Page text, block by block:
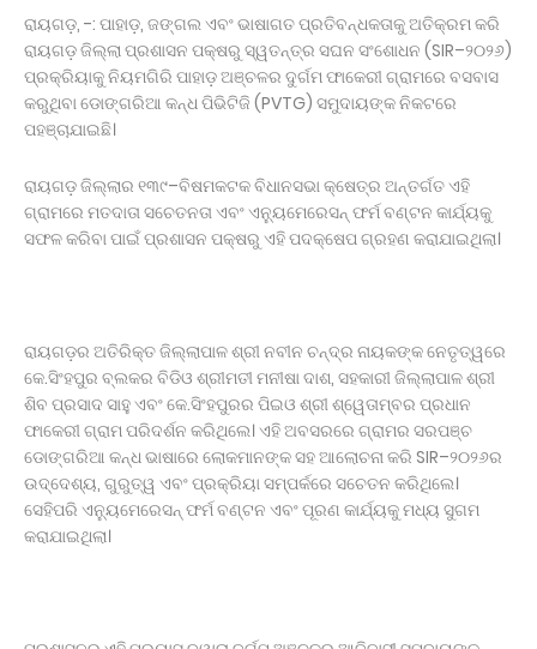
ଡାକ୍ତରୀ ପିଜି ପରୀକ୍ଷାର ପ୍ରଶ୍ନ ପତ୍ର ଲିକ୍ ଘଟଣାର
କ୍ରାଇମ୍ ବ୍ରାଞ୍ଚ ତଦନ୍ତ ଦାବି କଲା ମାନବ ଅଧିକାର
ସୁରକ୍ଷା ମଞ୍ଚ
ବାଇକରୁ ଖସିପଡି ମହିଳା ମୃତ, ହତ୍ୟା ଅଭିଯୋଗ ଆଣିଲେ
ପରିବାରବର୍ଗ
ରାୟଗଡ଼, -: ପାହାଡ଼, ଜଙ୍ଗଲ ଏବଂ ଭାଷାଗତ ପ୍ରତିବନ୍ଧକତାକୁ ଅତିକ୍ରମ କରି
ରାୟଗଡ଼ ଜିଲ୍ଲା ପ୍ରଶାସନ ପକ୍ଷରୁ ସ୍ୱତନ୍ତ୍ର ସଘନ ସଂଶୋଧନ (SIR–୨୦୨୬)
ପ୍ରକ୍ରିୟାକୁ ନିୟମଗିରି ପାହାଡ଼ ଅଞ୍ଚଳର ଦୁର୍ଗମ ଫାକେରୀ ଗ୍ରାମରେ ବସବାସ
କରୁଥିବା ଡୋଙ୍ଗରିଆ କନ୍ଧ ପିଭିଟିଜି (PVTG) ସମୁଦାୟଙ୍କ ନିକଟରେ
ପହଞ୍ଚାଯାଇଛି।
ରାୟଗଡ଼ ଜିଲ୍ଲାର ୧୩୯–ବିଷମକଟକ ବିଧାନସଭା କ୍ଷେତ୍ର ଅନ୍ତର୍ଗତ ଏହି
ଗ୍ରାମରେ ମତଦାତା ସଚେତନତା ଏବଂ ଏନ୍ୟୁମେରେସନ୍ ଫର୍ମ ବଣ୍ଟନ କାର୍ଯ୍ୟକୁ
ସଫଳ କରିବା ପାଇଁ ପ୍ରଶାସନ ପକ୍ଷରୁ ଏହି ପଦକ୍ଷେପ ଗ୍ରହଣ କରାଯାଇଥିଲା।
ରାୟଗଡ଼ର ଅତିରିକ୍ତ ଜିଲ୍ଲାପାଳ ଶ୍ରୀ ନବୀନ ଚନ୍ଦ୍ର ନାୟକଙ୍କ ନେତୃତ୍ୱରେ
କେ.ସିଂହପୁର ବ୍ଲକର ବିଡିଓ ଶ୍ରୀମତୀ ମନୀଷା ଦାଶ, ସହକାରୀ ଜିଲ୍ଲାପାଳ ଶ୍ରୀ
ଶିବ ପ୍ରସାଦ ସାହୁ ଏବଂ କେ.ସିଂହପୁରର ପିଇଓ ଶ୍ରୀ ଶ୍ୱେତାମ୍ବର ପ୍ରଧାନ
ଫାକେରୀ ଗ୍ରାମ ପରିଦର୍ଶନ କରିଥିଲେ। ଏହି ଅବସରରେ ଗ୍ରାମର ସରପଞ୍ଚ
ଡୋଙ୍ଗରିଆ କନ୍ଧ ଭାଷାରେ ଲୋକମାନଙ୍କ ସହ ଆଲୋଚନା କରି SIR–୨୦୨୬ର
ଉଦ୍ଦେଶ୍ୟ, ଗୁରୁତ୍ୱ ଏବଂ ପ୍ରକ୍ରିୟା ସମ୍ପର୍କରେ ସଚେତନ କରିଥିଲେ।
ସେହିପରି ଏନ୍ୟୁମେରେସନ୍ ଫର୍ମ ବଣ୍ଟନ ଏବଂ ପୂରଣ କାର୍ଯ୍ୟକୁ ମଧ୍ୟ ସୁଗମ
କରାଯାଇଥିଲା।